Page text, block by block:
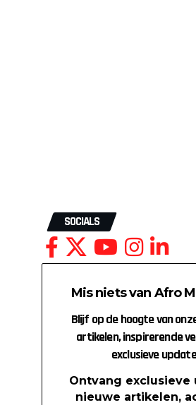
SOCIALS
Mis niets van Afro
Blijf op de hoogte van
artikelen, inspirerende
exclusieve
Ontvang exclusieve
nieuwe artikelen,